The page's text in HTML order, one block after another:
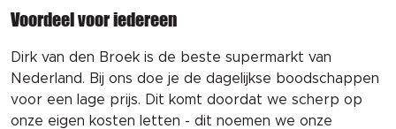
Voordeel voor iedereen
Dirk van den Broek is de beste supermarkt van
Nederland. Bij ons doe je de dagelijkse boodschappen
voor een lage prijs. Dit komt doordat we scherp op
onze eigen kosten letten - dit noemen we onze